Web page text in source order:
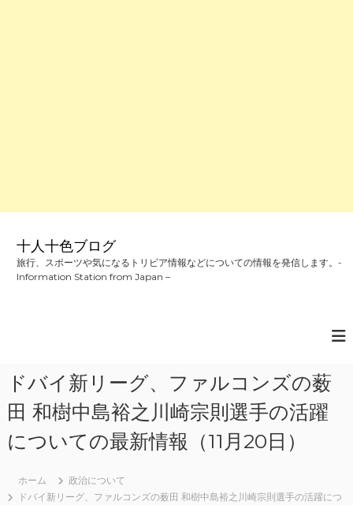
十人十色ブログ
旅行、スポーツや気になるトリビア情報などについての情報を発信します。-
Information Station from Japan –
ドバイ新リーグ、ファルコンズの薮
田 和樹中島裕之川崎宗則選手の活躍
についての最新情報（11月20日）
ホーム
政治について
ドバイ新リーグ、ファルコンズの薮田 和樹中島裕之川崎宗則選手の活躍につ